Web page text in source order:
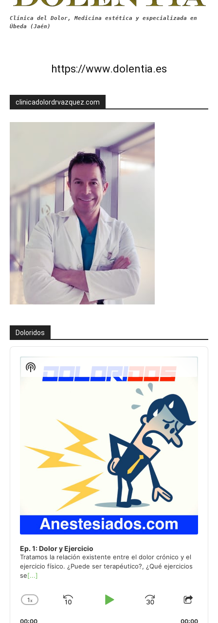
Clínica del Dolor, Medicina estética y especializada en
Úbeda (Jaén)
https://www.dolentia.es
clinicadolordrvazquez.com
Doloridos
Reproductor
audio
Ep. 1: Dolor y Ejercicio
Tratamos la relación existente entre el dolor crónico y el
ejercicio físico. ¿Puede ser terapéutico?, ¿Qué ejercicios
se[...]
Change
1x
Skip
Play
Jump Share
00:00 00:00
Show
Podcast